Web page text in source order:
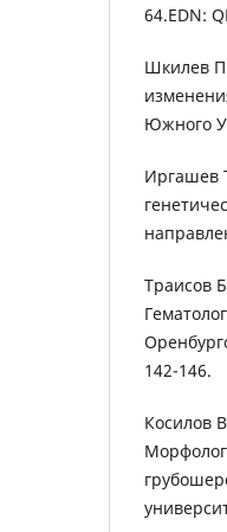
64.EDN:
Шкилев
Южного
Иргашев
Траисов
142-146.
Косилов